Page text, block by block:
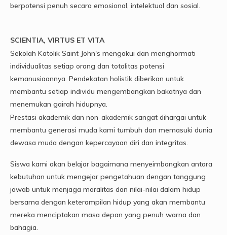
berpotensi penuh secara emosional, intelektual dan sosial.
SCIENTIA, VIRTUS ET VITA
Sekolah Katolik Saint John's mengakui dan menghormati
individualitas setiap orang dan totalitas potensi
kemanusiaannya. Pendekatan holistik diberikan untuk
membantu setiap individu mengembangkan bakatnya dan
menemukan gairah hidupnya.
Prestasi akademik dan non-akademik sangat dihargai untuk
membantu generasi muda kami tumbuh dan memasuki dunia
dewasa muda dengan kepercayaan diri dan integritas.
Siswa kami akan belajar bagaimana menyeimbangkan antara
kebutuhan untuk mengejar pengetahuan dengan tanggung
jawab untuk menjaga moralitas dan nilai-nilai dalam hidup
bersama dengan keterampilan hidup yang akan membantu
mereka menciptakan masa depan yang penuh warna dan
bahagia.